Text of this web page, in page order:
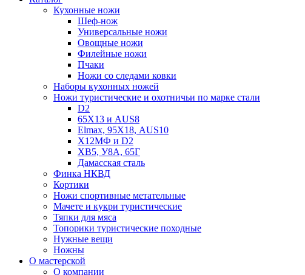
Кухонные ножи
Шеф-нож
Универсальные ножи
Овощные ножи
Филейные ножи
Пчаки
Ножи со следами ковки
Наборы кухонных ножей
Ножи туристические и охотничьи по марке стали
D2
65Х13 и AUS8
Elmax, 95Х18, AUS10
Х12МФ и D2
ХВ5, У8А, 65Г
Дамасская сталь
Финка НКВД
Кортики
Ножи спортивные метательные
Мачете и кукри туристические
Тяпки для мяса
Топорики туристические походные
Нужные вещи
Ножны
О мастерской
О компании